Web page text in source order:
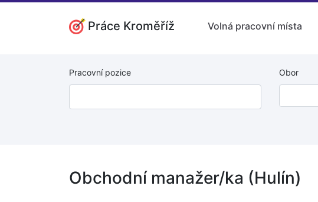
Práce Kroměříž Volná pracovní místa
Pracovní pozice Obor
Obchodní manažer/ka (Hulín)